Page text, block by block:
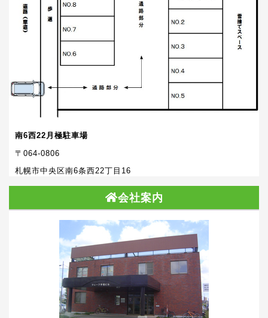
南6西22月極駐車場
〒064-0806
札幌市中央区南6条西22丁目16
会社案内